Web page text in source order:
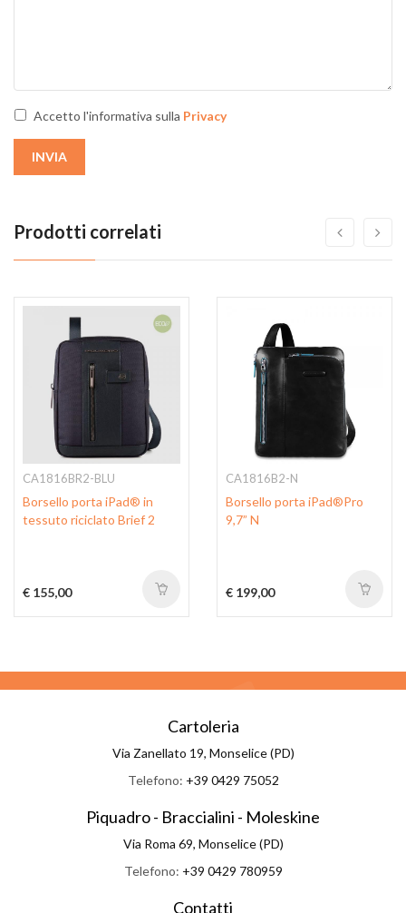
Accetto l'informativa sulla Privacy
INVIA
Prodotti correlati
CA1816BR2-BLU
Borsello porta iPad® in
tessuto riciclato Brief 2
€ 155,00
CA1816B2-N
Borsello porta iPad®Pro
9,7” N
€ 199,00
Cartoleria
Via Zanellato 19, Monselice (PD)
Telefono: +39 0429 75052
Piquadro - Braccialini - Moleskine
Via Roma 69, Monselice (PD)
Telefono: +39 0429 780959
Contatti